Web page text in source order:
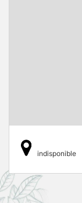
indisponible